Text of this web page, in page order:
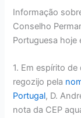
Informação
Conselho
Portuguesa hoje
1. Em espírito
regozijo pela
Portugal, D.
nota da CEP